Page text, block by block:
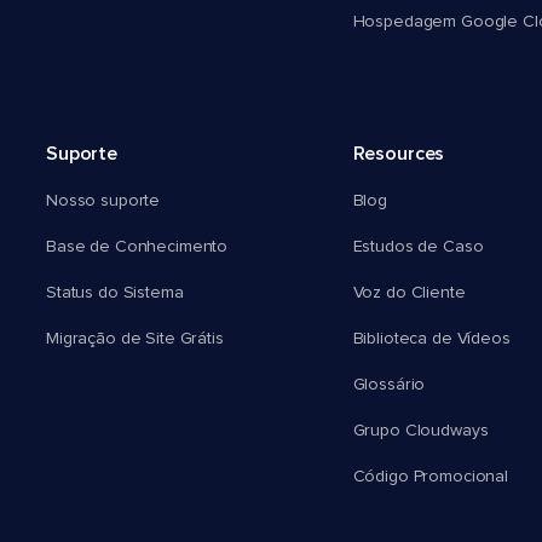
Hospedagem Google
Suporte
Nosso suporte
Base de Conhecimento
Status do Sistema
Migração de Site Grátis
Resources
Blog
Estudos de Caso
Voz do Cliente
Biblioteca de Vídeos
Glossário
Grupo Cloudways
Código Promocional